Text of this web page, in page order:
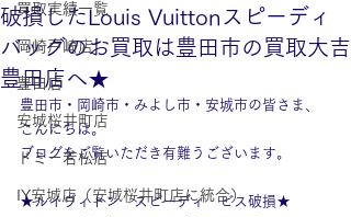
買取実績一覧
岡崎戸崎店
豊田店
安城桜井町店
ドミー若松店
IY安城店（安城桜井町店に統合）
破損したLouis Vuittonスピーディ
バッグのお買取は豊田市の買取大吉
豊田店へ★
豊田市・岡崎市・みよし市・安城市の皆さま、
こんにちは。
ブログをご覧いただき有難うございます。
★ルイヴィトン　スピーディ　ビス破損★